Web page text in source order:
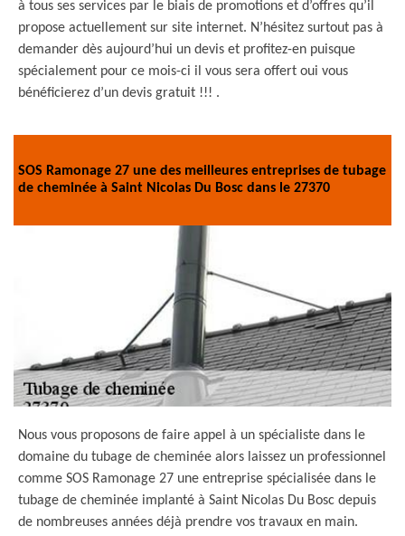
à tous ses services par le biais de promotions et d’offres qu’il
propose actuellement sur site internet. N’hésitez surtout pas à
demander dès aujourd’hui un devis et profitez-en puisque
spécialement pour ce mois-ci il vous sera offert oui vous
bénéficierez d’un devis gratuit !!! .
SOS Ramonage 27 une des meilleures entreprises de tubage
de cheminée à Saint Nicolas Du Bosc dans le 27370
Nous vous proposons de faire appel à un spécialiste dans le
domaine du tubage de cheminée alors laissez un professionnel
comme SOS Ramonage 27 une entreprise spécialisée dans le
tubage de cheminée implanté à Saint Nicolas Du Bosc depuis
de nombreuses années déjà prendre vos travaux en main.